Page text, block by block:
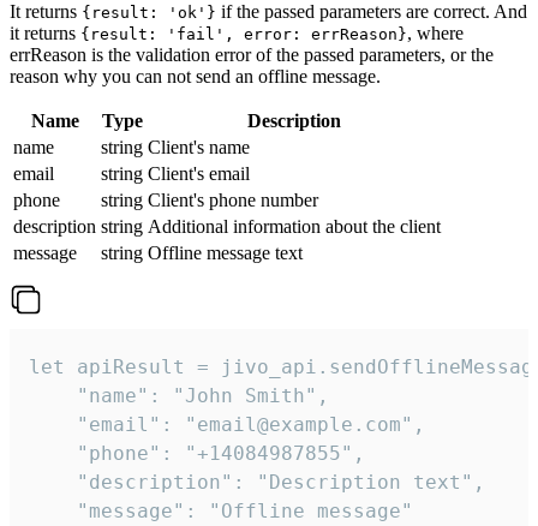
It returns {result: 'ok'} if the passed parameters are correct. And
it returns {result: 'fail', error: errReason}, where
errReason is the validation error of the passed parameters, or the
reason why you can not send an offline message.
Name Type
Description
name
string Client's name
email
string Client's email
phone
string Client's phone number
description string Additional information about the client
message
string Offline message text
let apiResult =
    "name": "John Smith",
    "email": "email@example.com",
    "phone": "+14084987855",
    "description": "Description text",
    "message": "Offline message"